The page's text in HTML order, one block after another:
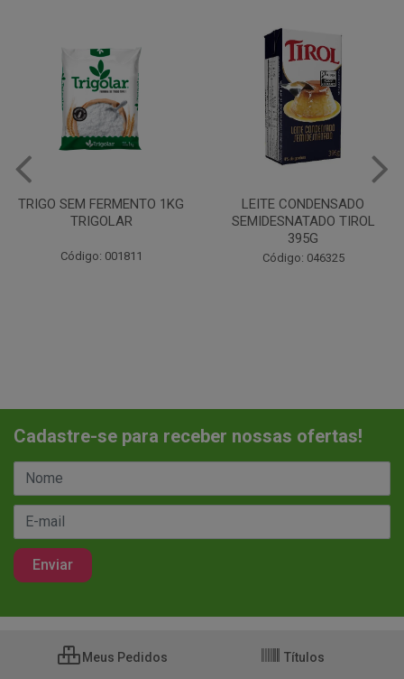
LEITE CONDENSADO
SEMIDESNATADO TIROL
Código: 046325
CHANTILINHO EM PO 400G
MIX
Código: 037442
Cadastre-se para receber nossas ofertas!
Meus Pedidos Títulos